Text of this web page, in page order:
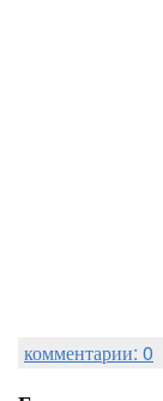
комментарии: 0